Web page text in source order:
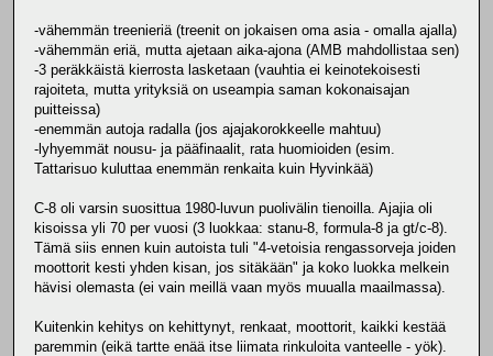
-vähemmän treenieriä (treenit on jokaisen oma asia - omalla ajalla)
-vähemmän eriä, mutta ajetaan aika-ajona (AMB mahdollistaa sen)
-3 peräkkäistä kierrosta lasketaan (vauhtia ei keinotekoisesti
rajoiteta, mutta yrityksiä on useampia saman kokonaisajan
puitteissa)
-enemmän autoja radalla (jos ajajakorokkeelle mahtuu)
-lyhyemmät nousu- ja pääfinaalit, rata huomioiden (esim.
Tattarisuo kuluttaa enemmän renkaita kuin Hyvinkää)
C-8 oli varsin suosittua 1980-luvun puolivälin tienoilla. Ajajia oli
kisoissa yli 70 per vuosi (3 luokkaa: stanu-8, formula-8 ja gt/c-8).
Tämä siis ennen kuin autoista tuli "4-vetoisia rengassorveja joiden
moottorit kesti yhden kisan, jos sitäkään" ja koko luokka melkein
hävisi olemasta (ei vain meillä vaan myös muualla maailmassa).
Kuitenkin kehitys on kehittynyt, renkaat, moottorit, kaikki kestää
paremmin (eikä tartte enää itse liimata rinkuloita vanteelle - yök).